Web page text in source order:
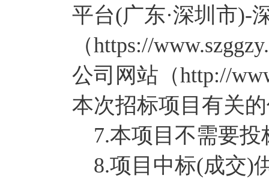
平台(广东·深圳市)-
（https://
公司网站（http://
本次招标项目有关
7.本项目不需要投
8.项目中标(成交)